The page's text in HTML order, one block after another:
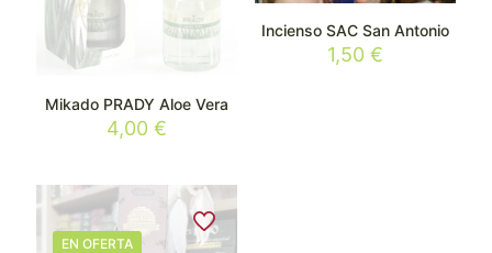
Mikado PRADY Aloe Vera
4,00€
Incienso SAC San Antonio
1,50 €
EN OFERTA